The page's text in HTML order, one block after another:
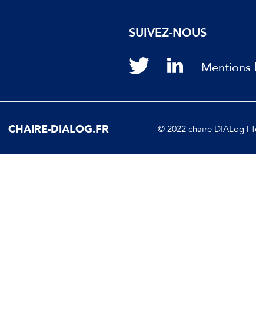
SUIVEZ-NOUS
Mentions
CHAIRE-DIALOG.FR © 2022 chaire DIALog |